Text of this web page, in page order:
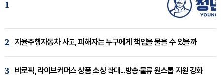
1
2 자율주행자동차 사고, 피해자는 누구에게 책임을 물을 수 있을까
3 바로픽, 라이브커머스 상품 소싱 확대...방송·물류 원스톱 지원 강화